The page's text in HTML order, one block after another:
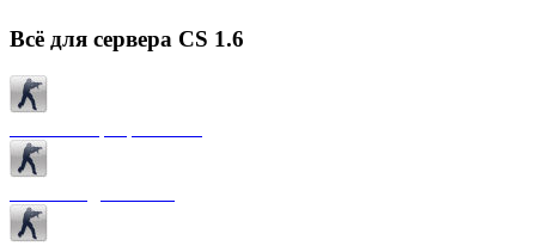
Всё для сервера CS 1.6